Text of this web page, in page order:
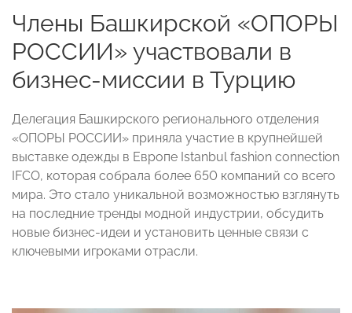
Члены Башкирской «ОПОРЫ
РОССИИ» участвовали в
бизнес-миссии в Турцию
Делегация Башкирского регионального отделения
«ОПОРЫ РОССИИ» приняла участие в крупнейшей
выставке одежды в Европе Istanbul fashion connection
IFCO, которая собрала более 650 компаний со всего
мира. Это стало уникальной возможностью взглянуть
на последние тренды модной индустрии, обсудить
новые бизнес-идеи и установить ценные связи с
ключевыми игроками отрасли.